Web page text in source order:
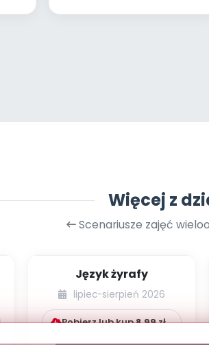
Więcej z
Scenariusze zajęć
Język żyrafy
lipiec-sierpień 2026
Pobierz lub kup8.99zł